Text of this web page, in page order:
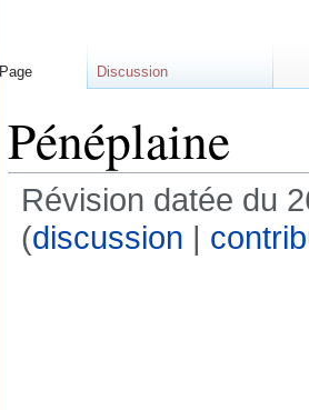
Pénéplaine
Révision datée du
(discussion |
Page Discussion